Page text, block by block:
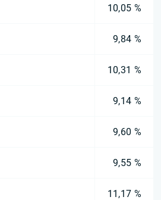
10,05 %
9,84 %
10,31 %
9,14 %
9,60 %
9,55 %
11,17 %